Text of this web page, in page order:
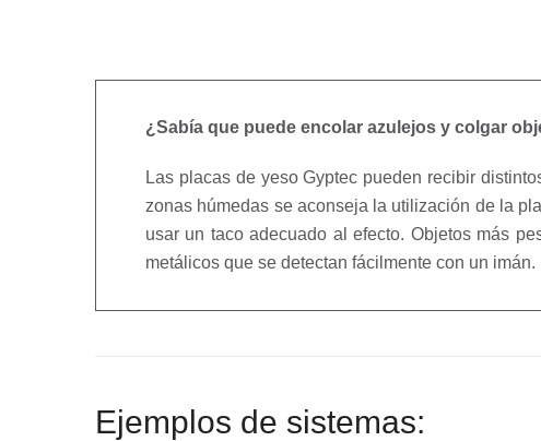
¿Sabía que puede encolar azulejos y colgar
Las placas de yeso Gyptec pueden recibir
zonas húmedas se aconseja la utilización de la
usar un taco adecuado al efecto. Objetos más
metálicos que se detectan fácilmente con un imán.
Ejemplos de sistemas: